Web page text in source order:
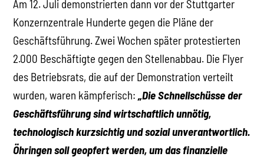
Am 12. Juli demonstrierten dann vor der Stuttgarter
Konzernzentrale Hunderte gegen die Pläne der
Geschäftsführung. Zwei Wochen später protestierten
2.000 Beschäftigte gegen den Stellenabbau. Die Flyer
des Betriebsrats, die auf der Demonstration verteilt
wurden, waren kämpferisch: „Die Schnellschüsse der
Geschäftsführung sind wirtschaftlich unnötig,
technologisch kurzsichtig und sozial unverantwortlich.
Öhringen soll geopfert werden, um das finanzielle